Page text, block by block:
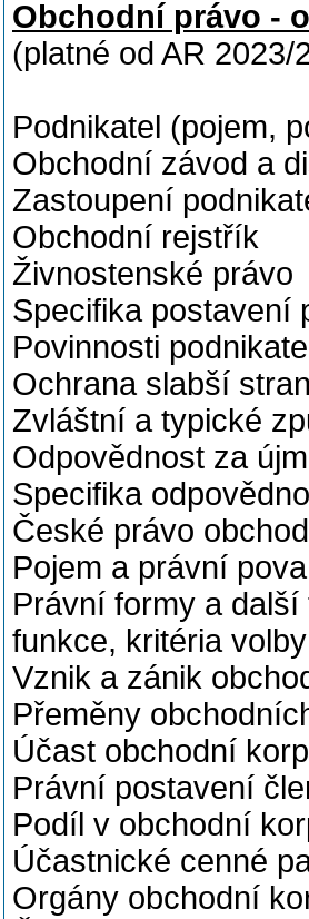
Obchodní právo -
(platné od AR 2023/
Podnikatel (pojem,
Obchodní závod a
Zastoupení
Obchodní rejstřík
Živnostenské právo
Specifika postavení
Povinnosti
Ochrana slabší
Zvláštní a typické
Odpovědnost za
Specifika
České právo
Pojem a právní
Právní formy a
funkce, kritéria
Vznik a zánik
Přeměny
Účast obchodní
Právní postavení
Podíl v obchodní
Účastnické cenné
Orgány obchodní